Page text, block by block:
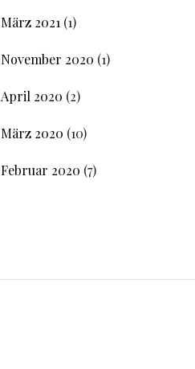
März 2021 (1)
November 2020 (1)
April 2020 (2)
März 2020 (10)
Februar 2020 (7)